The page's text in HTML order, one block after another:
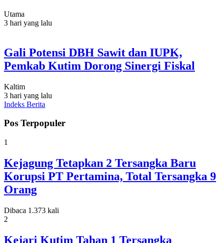
Utama
3 hari yang lalu
Gali Potensi DBH Sawit dan IUPK,
Pemkab Kutim Dorong Sinergi Fiskal
Kaltim
3 hari yang lalu
Indeks Berita
Pos Terpopuler
1
Kejagung Tetapkan 2 Tersangka Baru
Korupsi PT Pertamina, Total Tersangka 9
Orang
Dibaca 1.373 kali
2
Kejari Kutim Tahan 1 Tersangka